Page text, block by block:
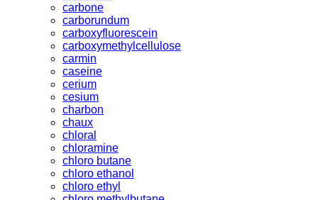
carbone
carborundum
carboxyfluorescein
carboxymethylcellulose
carmin
caseine
cerium
cesium
charbon
chaux
chloral
chloramine
chloro butane
chloro ethanol
chloro ethyl